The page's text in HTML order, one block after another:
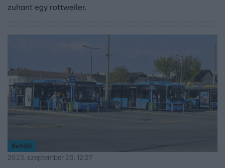
zuhant egy rottweiler.
Belföld
2023. szeptember 20. 12:27